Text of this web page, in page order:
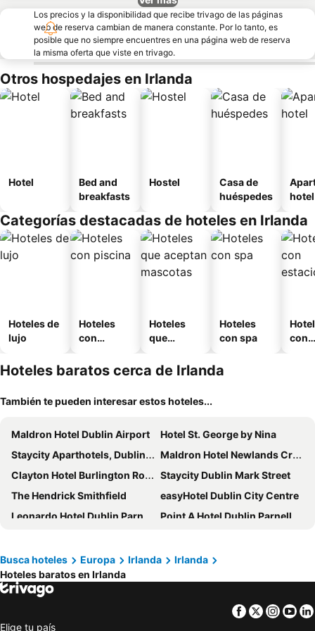
Los precios y la disponibilidad que recibe trivago de las páginas
web de reserva cambian de manera constante. Por lo tanto, es
posible que no siempre encuentres en una página web de reserva
la misma oferta que viste en trivago.
Otros hospedajes en Irlanda
Hotel
Bed and
breakfasts
Hostel
Casa de
huéspedes
hotel
Categorías destacadas de hoteles en Irlanda
Hoteles de
lujo
Hoteles
con
Hoteles
que
mascotas
Hoteles
con spa
con
Hoteles baratos cerca de Irlanda
También te pueden interesar estos hoteles...
Maldron Hotel Dublin Airport
Hotel St. George by Nina
Staycity Aparthotels, Dublin, City Centre
Maldron Hotel Newlands Cross
Clayton Hotel Burlington Road
Staycity Dublin Mark Street
The Hendrick Smithfield
easyHotel Dublin City Centre
Leonardo Hotel Dublin Parnell Street
Point A Hotel Dublin Parnell Street
Holiday Inn Express Dublin City Centre By Ihg
Maldron Hotel Parnell Square
Maldron Hotel Pearse Street
Dublin Skylon Hotel
Hotel Riu Plaza The Gresham Dublin
Busca hoteles Europa Irlanda
Irlanda
Hoteles baratos en Irlanda
Facebook
Twitter
Elige tu país